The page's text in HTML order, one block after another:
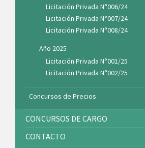
Licitación Privada N°006/24
Licitación Privada N°007/24
Licitación Privada N°008/24
Año 2025
Licitación Privada N°001/25
Licitación Privada N°002/25
Concursos de Precios
CONCURSOS DE CARGO
CONTACTO